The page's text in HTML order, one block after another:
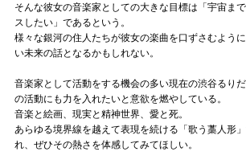
そんな彼女の音楽家としての大きな目標は「宇宙ま
スしたい」であるという。
様々な銀河の住人たちが彼女の楽曲を口ずさむよう
い未来の話となるかもしれない。
音楽家として活動をする機会の多い現在の渋谷るり
の活動にも力を入れたいと意欲を燃やしている。
音楽と絵画、現実と精神世界、愛と死。
あらゆる境界線を越えて表現を続ける「歌う藁人形
れ、ぜひその熱さを体感してみてほしい。